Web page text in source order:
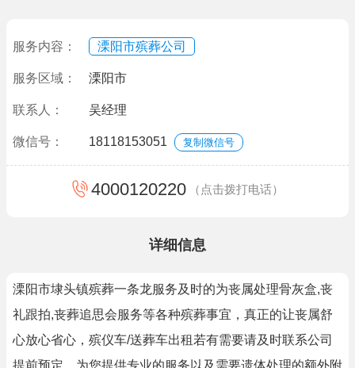
服务内容： 溧阳市殡葬公司
服务区域： 溧阳市
联系人： 吴经理
微信号： 18118153051 复制微信号
4000120220 （点击拨打电话）
详细信息
溧阳市埭头镇殡葬一条龙服务及时的为丧属处理骨灰盒,丧
礼跟拍,丧葬追思会服务等各种殡葬事宜，真正的让丧属舒
心放心省心，殡仪车/送葬车出租若有需要请及时联系公司
提前预定，为您提供专业的服务以及需要遗体处理的额外附